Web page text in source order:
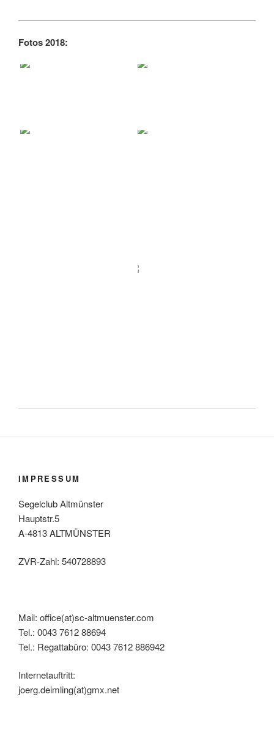
Fotos 2018:
IMPRESSUM
Segelclub Altmünster
Hauptstr.5
A-4813 ALTMÜNSTER
ZVR-Zahl: 540728893
Mail: office(at)sc-altmuenster.com
Tel.: 0043 7612 88694
Tel.: Regattabüro: 0043 7612 886942
Internetauftritt:
joerg.deimling(at)gmx.net